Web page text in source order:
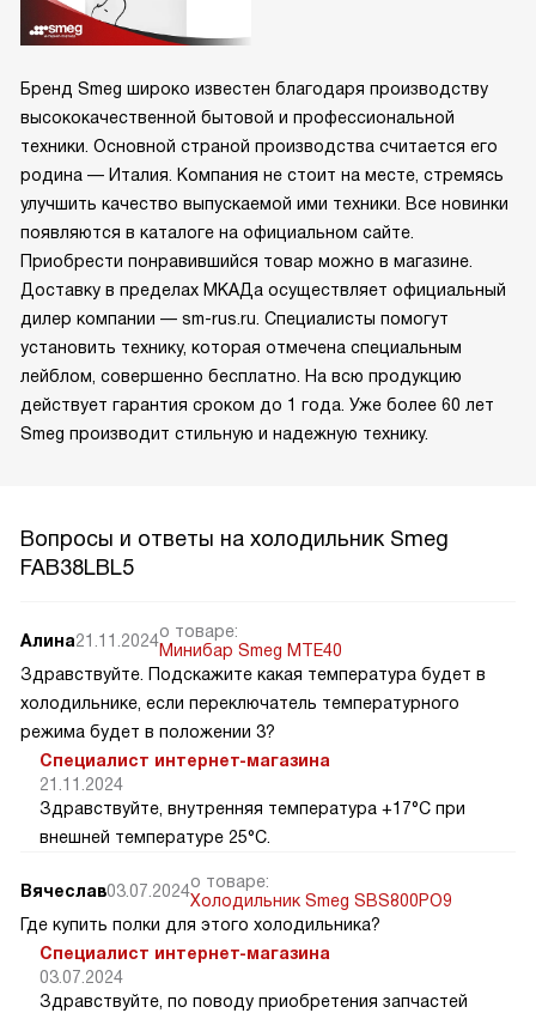
Бренд Smeg широко известен благодаря производству
высококачественной бытовой и профессиональной
техники. Основной страной производства считается его
родина — Италия. Компания не стоит на месте, стремясь
улучшить качество выпускаемой ими техники. Все новинки
появляются в каталоге на официальном сайте.
Приобрести понравившийся товар можно в магазине.
Доставку в пределах МКАДа осуществляет официальный
дилер компании — sm-rus.ru. Специалисты помогут
установить технику, которая отмечена специальным
лейблом, совершенно бесплатно. На всю продукцию
действует гарантия сроком до 1 года. Уже более 60 лет
Smeg производит стильную и надежную технику.
Вопросы и ответы на холодильник Smeg
FAB38LBL5
Алина21.11.2024о товаре:
Минибар Smeg MTE40
Здравствуйте. Подскажите какая температура будет в
холодильнике, если переключатель температурного
режима будет в положении 3?
Специалист интернет-магазина
21.11.2024
Здравствуйте, внутренняя температура +17°C при
внешней температуре 25°C.
Вячеслав03.07.2024о товаре:
Холодильник Smeg SBS800PO9
Где купить полки для этого холодильника?
Специалист интернет-магазина
03.07.2024
Здравствуйте, по поводу приобретения запчастей